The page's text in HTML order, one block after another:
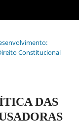
Constitucional
DAS